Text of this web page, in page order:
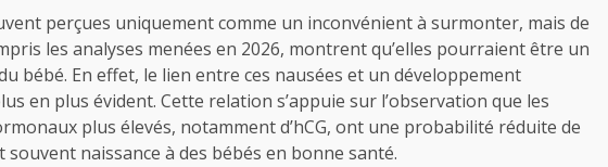
perçues uniquement comme un inconvénient à surmonter, mais de
les analyses menées en 2026, montrent qu’elles pourraient être un
bébé. En effet, le lien entre ces nausées et un développement
en plus évident. Cette relation s’appuie sur l’observation que les
plus élevés, notamment d’hCG, ont une probabilité réduite de
naissance à des bébés en bonne santé.